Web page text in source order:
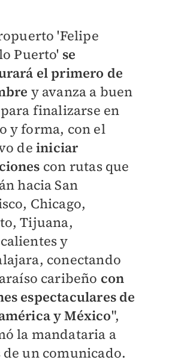
'Felipe
Puerto' se
el primero de
y avanza a buen
finalizarse en
y forma, con el
de iniciar
con rutas que
hacia San
Chicago,
Tijuana,
y
conectando
caribeño con
espectaculares de
y México",
la mandataria a
de un comunicado.